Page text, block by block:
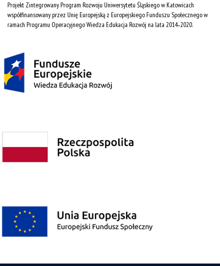
Projekt Zintegrowany Program Rozwoju Uniwersytetu Śląskiego w Katowicach
współfinansowany przez Unię Europejską z Europejskiego Funduszu Społecznego w
ramach Programu Operacyjnego Wiedza Edukacja Rozwój na lata 2014˗2020.